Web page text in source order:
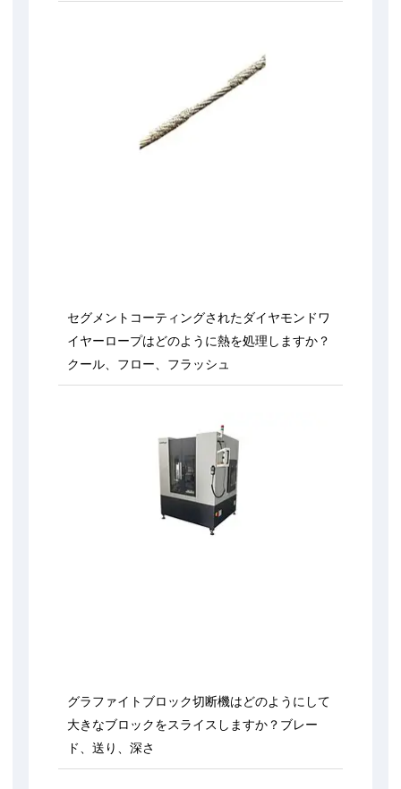
セグメントコーティングされたダイヤモンドワ
イヤーロープはどのように熱を処理しますか？
クール、フロー、フラッシュ
グラファイトブロック切断機はどのようにして
大きなブロックをスライスしますか？ブレー
ド、送り、深さ